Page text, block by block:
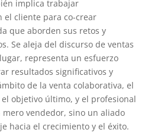
implica trabajar
el cliente para co-crear
que aborden sus retos y
Se aleja del discurso de ventas
representa un esfuerzo
resultados significativos y
de la venta colaborativa, el
objetivo último, y el profesional
mero vendedor, sino un aliado
hacia el crecimiento y el éxito.